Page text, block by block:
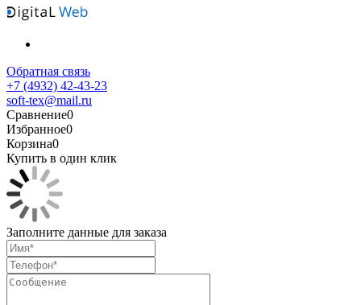
Обратная связь
+7 (4932) 42-43-23
soft-tex@mail.ru
Сравнение0
Избранное0
Корзина0
Купить в один клик
Заполните данные для заказа